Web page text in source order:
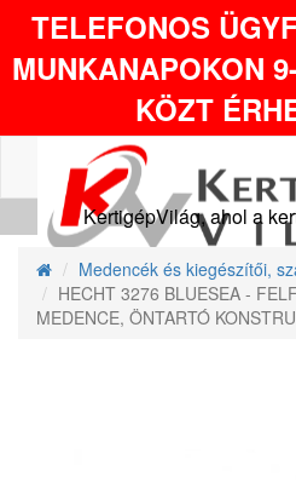
TELEFONOS
MUNKANAPOKON
KÖZT
KertigépVilág, ahol a
Medencék és kiegészítői,
HECHT 3276 BLUESEA -
MEDENCE, ÖNTARTÓ